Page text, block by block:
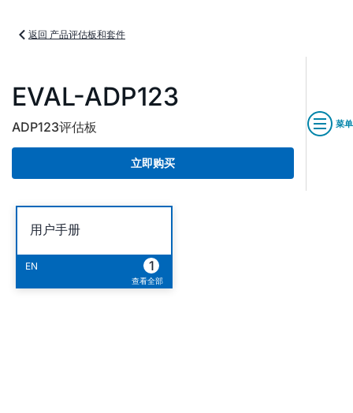
返回 产品评估板和套件
EVAL-ADP123
ADP123评估板
立即购买
菜单
用户手册
EN 1
查看全部